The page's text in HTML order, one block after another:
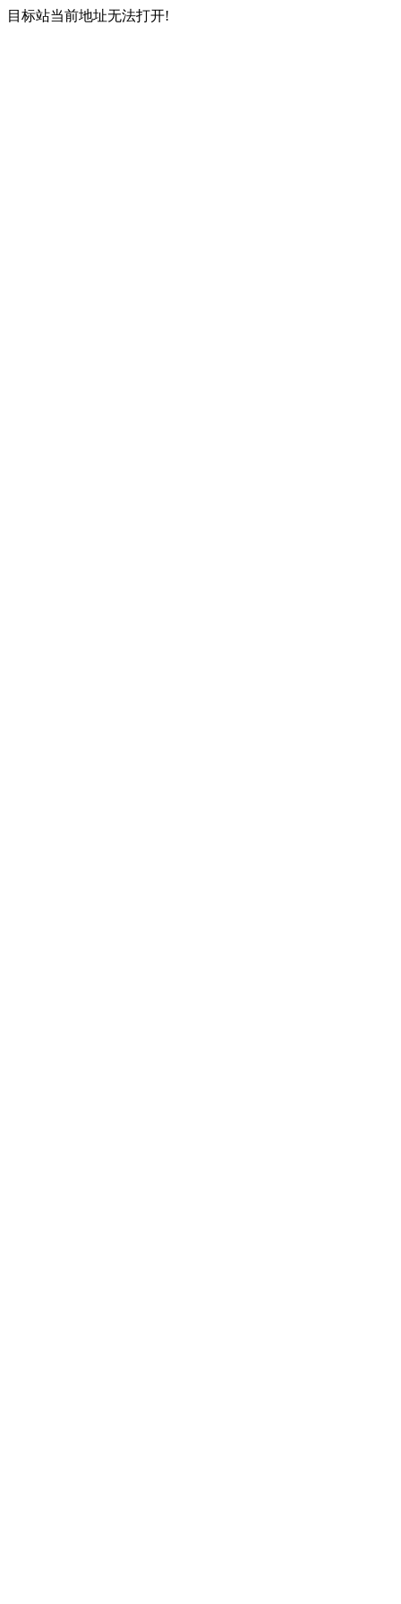
目标站当前地址无法打开!